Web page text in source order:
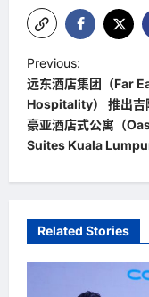
P
o
s
t
i
Previous:
远东酒店集团（Far
Hospitality） 推出吉
豪亚酒店式公寓（
Suites Kuala Lumpur
Related Stories